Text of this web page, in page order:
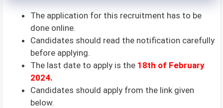
The application for this recruitment has to be
done online.
Candidates should read the notification carefully
before applying.
The last date to apply is the 18th of February
2024.
Candidates should apply from the link given
below.